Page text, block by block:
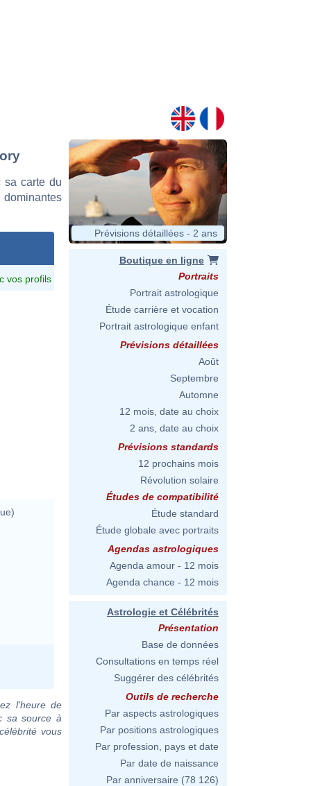
sa carte du
vos profils
l'heure de
sa source à
vous
Prévisions détaillées - 2 ans
Boutique en ligne
Portraits
Portrait astrologique
Étude carrière et vocation
Portrait astrologique enfant
Prévisions détaillées
Août
Septembre
Automne
12 mois, date au choix
2 ans, date au choix
Prévisions standards
12 prochains mois
Révolution solaire
Études de compatibilité
Étude standard
Étude globale avec portraits
Agendas astrologiques
Agenda amour - 12 mois
Agenda chance - 12 mois
Astrologie et Célébrités
Présentation
Base de données
Consultations en temps réel
Suggérer des célébrités
Outils de recherche
Par aspects astrologiques
Par positions astrologiques
Par profession, pays et date
Par date de naissance
Par anniversaire (78 126)